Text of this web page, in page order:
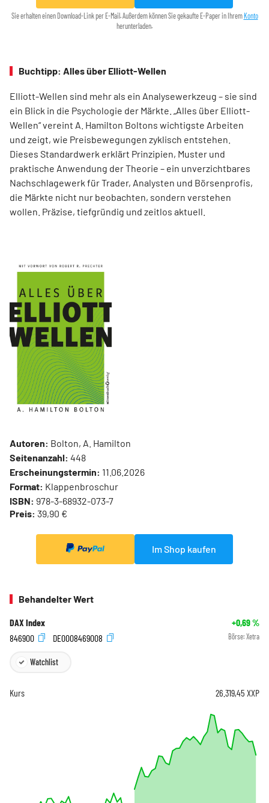
Sie erhalten einen Download-Link per E-Mail. Außerdem können Sie gekaufte E-Paper in IhremKonto
herunterladen.
Buchtipp: Alles über Elliott-Wellen
Elliott-Wellen sind mehr als ein Analysewerkzeug – sie sind
ein Blick in die Psychologie der Märkte. „Alles über Elliott-
Wellen“ vereint A. Hamilton Boltons wichtigste Arbeiten
und zeigt, wie Preisbewegungen zyklisch entstehen.
Dieses Standardwerk erklärt Prinzipien, Muster und
praktische Anwendung der Theorie – ein unverzichtbares
Nachschlagewerk für Trader, Analysten und Börsenprofis,
die Märkte nicht nur beobachten, sondern verstehen
wollen. Präzise, tiefgründig und zeitlos aktuell.
Autoren: Bolton, A. Hamilton
Seitenanzahl: 448
Erscheinungstermin: 11.06.2026
Format: Klappenbroschur
ISBN: 978-3-68932-073-7
Preis: 39,90 €
Im Shop kaufen
Behandelter Wert
DAX Index +0,69%
846900
DE0008469008 Börse: Xetra
Watchlist
Kurs 26.319,45 XXP